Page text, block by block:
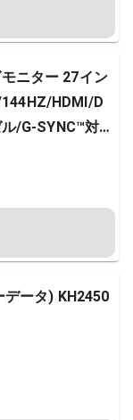
ニター 27イン
HDMI/D
/G-SYNC™対
リッカーフリ
データ) KH2450